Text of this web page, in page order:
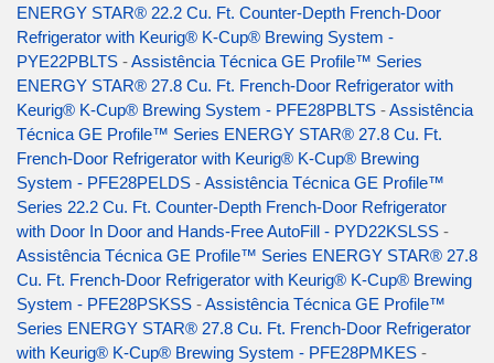
ENERGY STAR® 22.2 Cu. Ft. Counter-Depth French-Door
Refrigerator with Keurig® K-Cup® Brewing System -
PYE22PBLTS -Assistência Técnica GE Profile™ Series
ENERGY STAR® 27.8 Cu. Ft. French-Door Refrigerator with
Keurig® K-Cup® Brewing System - PFE28PBLTS -Assistência
Técnica GE Profile™ Series ENERGY STAR® 27.8 Cu. Ft.
French-Door Refrigerator with Keurig® K-Cup® Brewing
System - PFE28PELDS -Assistência Técnica GE Profile™
Series 22.2 Cu. Ft. Counter-Depth French-Door Refrigerator
with Door In Door and Hands-Free AutoFill - PYD22KSLSS -
Assistência Técnica GE Profile™ Series ENERGY STAR® 27.8
Cu. Ft. French-Door Refrigerator with Keurig® K-Cup® Brewing
System - PFE28PSKSS -Assistência Técnica GE Profile™
Series ENERGY STAR® 27.8 Cu. Ft. French-Door Refrigerator
with Keurig® K-Cup® Brewing System - PFE28PMKES -